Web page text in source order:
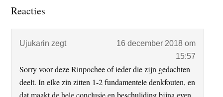
Lees
Reacties
Ujukarin zegt
16 december 2018 om
15:57
Sorry voor deze Rinpochee of ieder die zijn gedachten
deelt. In elke zin zitten 1-2 fundamentele denkfouten, en
dat maakt de hele conclusie en beschuliding bijna even